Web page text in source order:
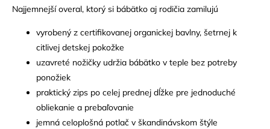
Najjemnejší overal, ktorý si bábätko aj rodičia zamilujú
vyrobený z certifikovanej organickej bavlny, šetrnej k
citlivej detskej pokožke
uzavreté nožičky udržia bábätko v teple bez potreby
ponožiek
praktický zips po celej prednej dĺžke pre jednoduché
obliekanie a prebaľovanie
jemná celoplošná potlač v škandinávskom štýle